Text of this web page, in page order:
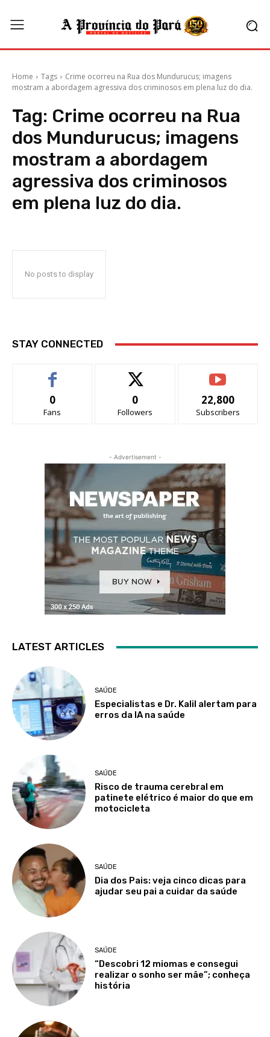
Home Tags
Crime ocorreu na Rua dos Mundurucus; imagens
mostram a abordagem agressiva dos criminosos em plena luz do dia.
Tag: Crime ocorreu na Rua
dos Mundurucus; imagens
mostram a abordagem
agressiva dos criminosos
em plena luz do dia.
No posts to display
STAY CONNECTED
0
Fans
0
Followers
22,800
Subscribers
- Advertisement -
LATEST ARTICLES
SAÚDE
Especialistas e Dr. Kalil alertam para
erros da IA na saúde
SAÚDE
Risco de trauma cerebral em
patinete elétrico é maior do que em
motocicleta
SAÚDE
Dia dos Pais: veja cinco dicas para
ajudar seu pai a cuidar da saúde
SAÚDE
“Descobri 12 miomas e consegui
realizar o sonho ser mãe”; conheça
história